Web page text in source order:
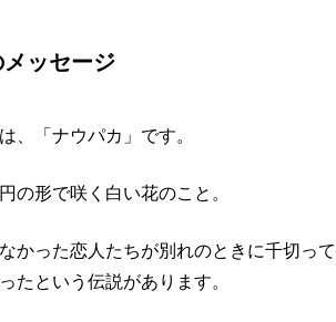
ッセージ
、「ナウパカ」です。
の形で咲く白い花のこと。
かった恋人たちが別れのときに千切っ
たという伝説があります。